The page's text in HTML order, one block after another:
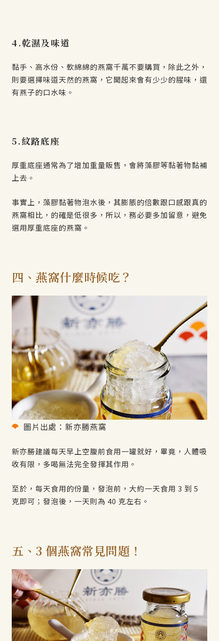
4.乾濕及味道
黏手、高水份、軟綿綿的燕窩千萬不要購買，除此之外，
則要選擇味道天然的燕窩，它聞起來會有少少的腥味，還
有燕子的口水味。
5.紋路底座
厚重底座通常為了增加重量販售，會將藻膠等黏著物黏補
上去。
事實上，藻膠黏著物泡水後，其膨脹的倍數跟口感跟真的
燕窩相比，的確是低很多，所以，務必要多加留意，避免
選用厚重底座的燕窩。
四、燕窩什麼時候吃？
圖片出處：新亦勝燕窩
新亦勝建議每天早上空腹前食用一罐就好，畢竟，人體吸
收有限，多喝無法完全發揮其作用。
至於，每天食用的份量，發泡前，大約一天食用 3 到 5
克即可；發泡後，一天則為 40 克左右。
五、3 個燕窩常見問題！